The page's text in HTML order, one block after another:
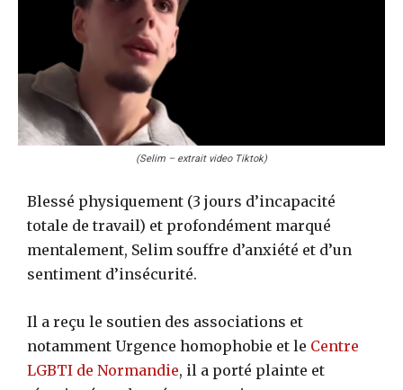
(Selim – extrait video Tiktok)
Blessé physiquement (3 jours d’incapacité
totale de travail) et profondément marqué
mentalement, Selim souffre d’anxiété et d’un
sentiment d’insécurité.
Il a reçu le soutien des associations et
notamment Urgence homophobie et le Centre
LGBTI de Normandie, il a porté plainte et